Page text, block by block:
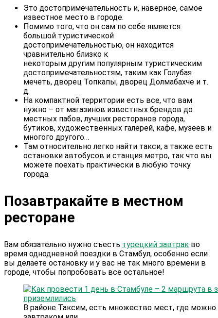
Это достопримечательность и, наверное, самое
известное место в городе.
Помимо того, что он сам по себе является
большой туристической
достопримечательностью, он находится
чравнительно близко к
некоторым другим популярным туристическим
достопримечательностям, таким как Голубая
мечеть, дворец Топкапы, дворец Долмабахче и т.
д.
На компактной территории есть все, что вам
нужно – от магазинов известных брендов до
местных пабов, лучших ресторанов города,
бутиков, художественных галерей, кафе, музеев и
многого другого…
Там относительно легко найти такси, а также есть
остановки автобусов и станция метро, так что вы
можете поехать практически в любую точку
города.
Позавтракайте в местном
ресторане
Вам обязательно нужно съесть турецкий завтрак во
время однодневной поездки в Стамбул, особенно если
вы делаете остановку и у вас не так много времени в
городе, чтобы попробовать все остальное!
В районе Таксим, есть множество мест, где